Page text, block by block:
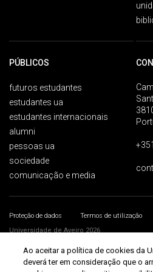
PÚBLICOS
futuros estudantes
estudantes ua
estudantes internacionais
alumni
pessoas ua
sociedade
comunicação e media
Proteção de dados Termos de utilização
Universidade de Aveiro 2026
Ao aceitar a política de cookies da
deverá ter em consideração que o